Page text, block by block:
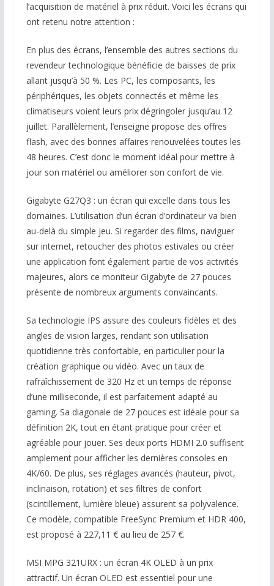
l’acquisition de matériel à prix réduit. Voici les écrans qui
ont retenu notre attention :
En plus des écrans, l’ensemble des autres sections du
revendeur technologique bénéficie de baisses de prix
allant jusqu’à 50 %. Les PC, les composants, les
périphériques, les objets connectés et même les
climatiseurs voient leurs prix dégringoler jusqu’au 12
juillet. Parallèlement, l’enseigne propose des offres
flash, avec des bonnes affaires renouvelées toutes les
48 heures. C’est donc le moment idéal pour mettre à
jour son matériel ou améliorer son confort de vie.
Gigabyte G27Q3 : un écran qui excelle dans tous les
domaines. L’utilisation d’un écran d’ordinateur va bien
au-delà du simple jeu. Si regarder des films, naviguer
sur internet, retoucher des photos estivales ou créer
une application font également partie de vos activités
majeures, alors ce moniteur Gigabyte de 27 pouces
présente de nombreux arguments convaincants.
Sa technologie IPS assure des couleurs fidèles et des
angles de vision larges, rendant son utilisation
quotidienne très confortable, en particulier pour la
création graphique ou vidéo. Avec un taux de
rafraîchissement de 320 Hz et un temps de réponse
d’une milliseconde, il est parfaitement adapté au
gaming. Sa diagonale de 27 pouces est idéale pour sa
définition 2K, tout en étant pratique pour créer et
agréable pour jouer. Ses deux ports HDMI 2.0 suffisent
amplement pour afficher les dernières consoles en
4K/60. De plus, ses réglages avancés (hauteur, pivot,
inclinaison, rotation) et ses filtres de confort
(scintillement, lumière bleue) assurent sa polyvalence.
Ce modèle, compatible FreeSync Premium et HDR 400,
est proposé à 227,11 € au lieu de 257 €.
MSI MPG 321URX : un écran 4K OLED à un prix
attractif. Un écran OLED est essentiel pour une